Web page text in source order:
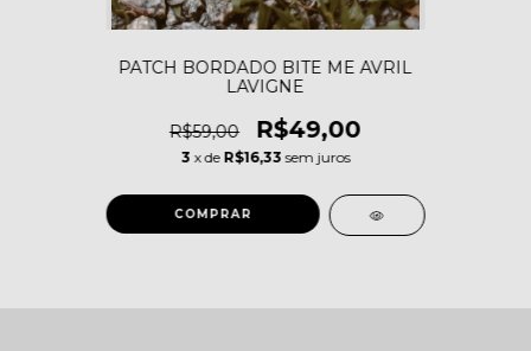
PATCH BORDADO BITE ME AVRIL
LAVIGNE
R$59,00 R$49,00
3 x de R$16,33 sem juros